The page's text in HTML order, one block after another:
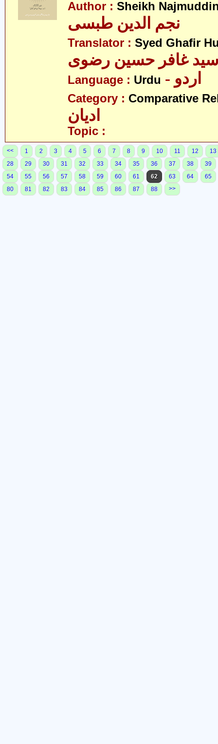
Author : Sheikh
نجم الدین طبسی
Translator : Syed Ghafir
غافر حسین رضوی
Language : Urdu - اردو
Category : Comparative
ادیان
Topic :
<< 1 2 3 4 5 6 7 8 9 10 11 12
13
28
29 30 31 32 33 34 35 36 37 38
39
54
55 56 57 58 59 60 61 62 63 64
65
80
81 82 83 84 85 86 87 88 >>